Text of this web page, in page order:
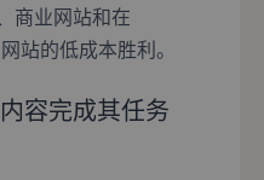
商业网站和在
站的低成本胜利。
容完成其任务